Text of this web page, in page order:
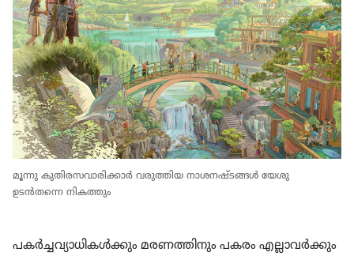
മൂന്നു കുതി​ര​സ​വാ​രി​ക്കാർ വരുത്തിയ നാശന​ഷ്ടങ്ങൾ യേശു
ഉടൻതന്നെ നികത്തും
പകർച്ച​വ്യാ​ധി​കൾക്കും മരണത്തി​നും പകരം എല്ലാവർക്കും